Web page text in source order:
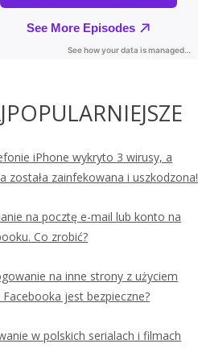
iPhone wykryto 3 wirusy, a
została zainfekowana i uszkodzona!
na pocztę e-mail lub konto na
Co zrobić?
na inne strony z użyciem
jest bezpieczne?
w polskich serialach i filmach